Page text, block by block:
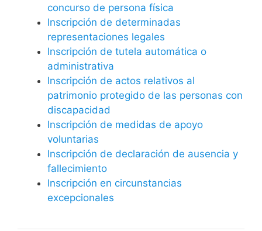
concurso de persona física
Inscripción de determinadas
representaciones legales
Inscripción de tutela automática o
administrativa
Inscripción de actos relativos al
patrimonio protegido de las personas con
discapacidad
Inscripción de medidas de apoyo
voluntarias
Inscripción de declaración de ausencia y
fallecimiento
Inscripción en circunstancias
excepcionales